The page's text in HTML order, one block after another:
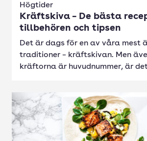
Högtider
Kräftskiva – De bästa
tillbehören och tipsen
Det är dags för en av våra mest
traditioner – kräftskivan. Men
kräftorna är huvudnummer, är